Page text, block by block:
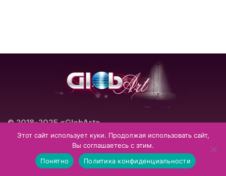
© 2018–2025 «GlobArt»
Театрально-концертное агентство
Impressum
Datenschutzerklärung
Allgemeine Geschäftsbedingungen
Этот сайт использует куки. Продолжая использовать сайт,
Вы соглашаетесь с этим.
Понятно
Политика конфиденциальности